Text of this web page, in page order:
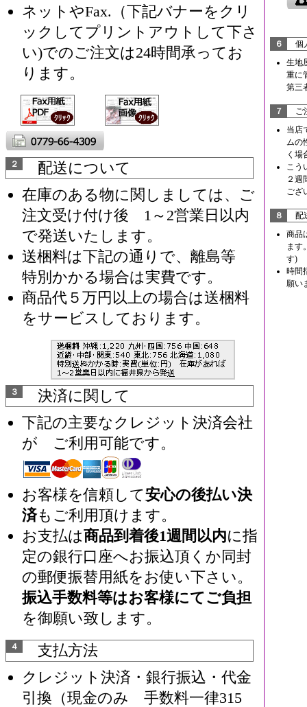
ネットやFax.（下記バナーをクリ
ックしてプリントアウトして下さ
い)でのご注文は24時間承ってお
ります。
２
配送について
在庫のある物に関しましては、ご
注文受け付け後 1～2営業日以内
で発送いたします。
送梱料は下記の通りで、離島等
特別かかる場合は実費です。
商品代５万円以上の場合は送梱料
をサービスしております。
３
決済に関して
下記の主要なクレジット決済会社
が ご利用可能です。
お客様を信頼して安心の後払い決
済もご利用頂けます。
お支払は商品到着後1週間以内に指
定の銀行口座へお振込頂くか同封
の郵便振替用紙をお使い下さい。
振込手数料等はお客様にてご負担
を御願い致します。
４
支払方法
クレジット決済・銀行振込・代金
引換（現金のみ 手数料一律315
６
個
生地
重に
第三
７
ご
当店
ムの
く場
こう
２週
ござ
８
配
商品
ます
す)
時間
願い